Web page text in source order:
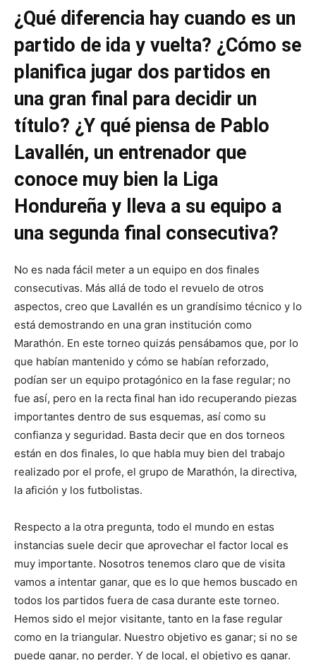
¿Qué diferencia hay cuando es un
partido de ida y vuelta? ¿Cómo se
planifica jugar dos partidos en
una gran final para decidir un
título? ¿Y qué piensa de Pablo
Lavallén, un entrenador que
conoce muy bien la Liga
Hondureña y lleva a su equipo a
una segunda final consecutiva?
No es nada fácil meter a un equipo en dos finales
consecutivas. Más allá de todo el revuelo de otros
aspectos, creo que Lavallén es un grandísimo técnico y lo
está demostrando en una gran institución como
Marathón. En este torneo quizás pensábamos que, por lo
que habían mantenido y cómo se habían reforzado,
podían ser un equipo protagónico en la fase regular; no
fue así, pero en la recta final han ido recuperando piezas
importantes dentro de sus esquemas, así como su
confianza y seguridad. Basta decir que en dos torneos
están en dos finales, lo que habla muy bien del trabajo
realizado por el profe, el grupo de Marathón, la directiva,
la afición y los futbolistas.
Respecto a la otra pregunta, todo el mundo en estas
instancias suele decir que aprovechar el factor local es
muy importante. Nosotros tenemos claro que de visita
vamos a intentar ganar, que es lo que hemos buscado en
todos los partidos fuera de casa durante este torneo.
Hemos sido el mejor visitante, tanto en la fase regular
como en la triangular. Nuestro objetivo es ganar; si no se
puede ganar, no perder. Y de local, el objetivo es ganar.